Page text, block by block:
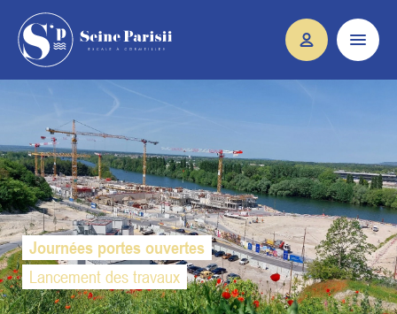
Journées portes ouvertes
Lancement des travaux